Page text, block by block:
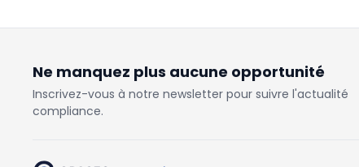
Ne manquez plus aucune opportunité
Inscrivez-vous à notre newsletter pour suivre l'actualité
compliance.